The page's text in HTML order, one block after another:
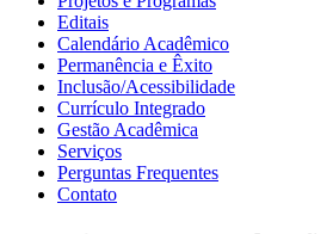
Editais
Calendário Acadêmico
Permanência e Êxito
Inclusão/Acessibilidade
Currículo Integrado
Gestão Acadêmica
Serviços
Perguntas Frequentes
Contato